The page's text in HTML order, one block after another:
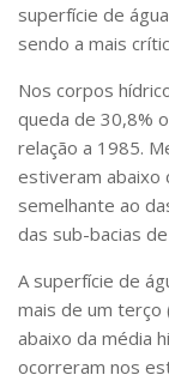
superfície de
sendo a mais
Nos corpos
queda de 30,8%
relação a 1985.
estiveram abaixo
semelhante ao
das sub-bacias
A superfície de
mais de um terço
abaixo da média
ocorreram nos